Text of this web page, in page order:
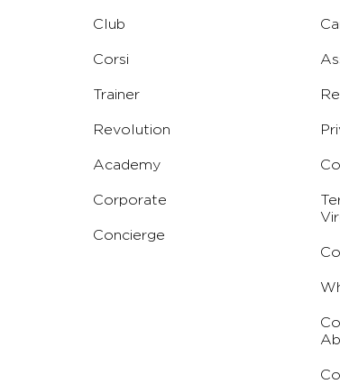
Club
Corsi
Trainer
Revolution
Academy
Corporate
Concierge